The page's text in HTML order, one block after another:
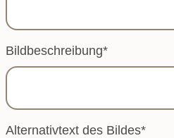
Bildbeschreibung*
Alternativtext des Bildes*